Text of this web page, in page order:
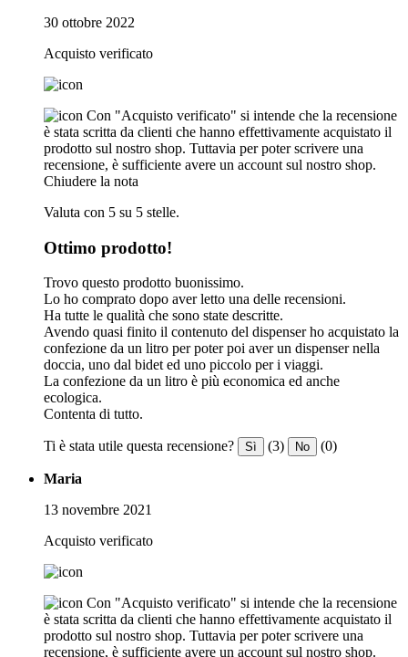
30 ottobre 2022
Acquisto verificato
Con "Acquisto verificato" si intende che la recensione
è stata scritta da clienti che hanno effettivamente acquistato il
prodotto sul nostro shop. Tuttavia per poter scrivere una
recensione, è sufficiente avere un account sul nostro shop.
Chiudere la nota
Valuta con 5 su 5 stelle.
Ottimo prodotto!
Trovo questo prodotto buonissimo.
Lo ho comprato dopo aver letto una delle recensioni.
Ha tutte le qualità che sono state descritte.
Avendo quasi finito il contenuto del dispenser ho acquistato la
confezione da un litro per poter poi aver un dispenser nella
doccia, uno dal bidet ed uno piccolo per i viaggi.
La confezione da un litro è più economica ed anche
ecologica.
Contenta di tutto.
Ti è stata utile questa recensione? Sì (3) No (0)
Maria
13 novembre 2021
Acquisto verificato
Con "Acquisto verificato" si intende che la recensione
è stata scritta da clienti che hanno effettivamente acquistato il
prodotto sul nostro shop. Tuttavia per poter scrivere una
recensione, è sufficiente avere un account sul nostro shop.